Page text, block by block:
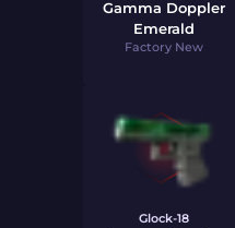
Gamma Doppler
Emerald
Factory New
Glock-18